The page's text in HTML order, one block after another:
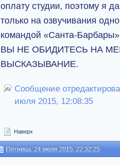
оплату студии, поэтому я
только на озвучивания
командой «Санта-
ВЫ НЕ ОБИДИТЕСЬ НА
ВЫСКАЗЫВАНИЕ.
Сообщение
июля 2015, 12:08:35
Наверх
Пятница, 24 июля 2015, 22:32:25